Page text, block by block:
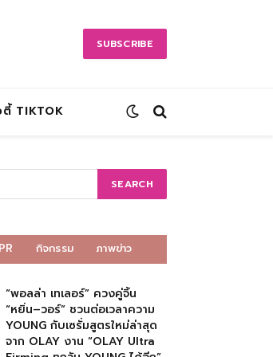
SUBSCRIBE
TIKTOK
กิจกรรม ภาพข่าว
“พอลล่า เทเลอร์” ควงคู่จิ้น
“หยิ่น–วอร์” ชวนต่อเวลาความ
YOUNG กับเซรั่มสูตรใหม่ล่าสุด
จาก OLAY งาน “OLAY Ultra